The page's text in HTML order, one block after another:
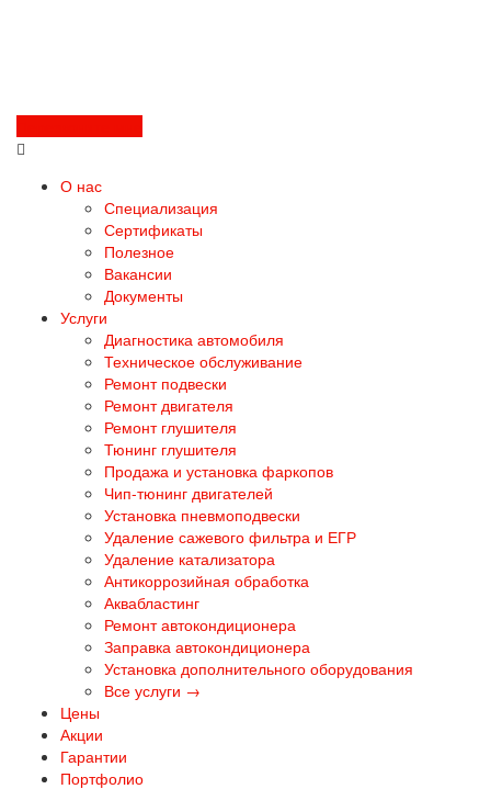
О нас
Специализация
Сертификаты
Полезное
Вакансии
Документы
Услуги
Диагностика автомобиля
Техническое обслуживание
Ремонт подвески
Ремонт двигателя
Ремонт глушителя
Тюнинг глушителя
Продажа и установка фаркопов
Чип-тюнинг двигателей
Установка пневмоподвески
Удаление сажевого фильтра и ЕГР
Удаление катализатора
Антикоррозийная обработка
Аквабластинг
Ремонт автокондиционера
Заправка автокондиционера
Установка дополнительного оборудования
Все услуги →
Цены
Акции
Гарантии
Портфолио